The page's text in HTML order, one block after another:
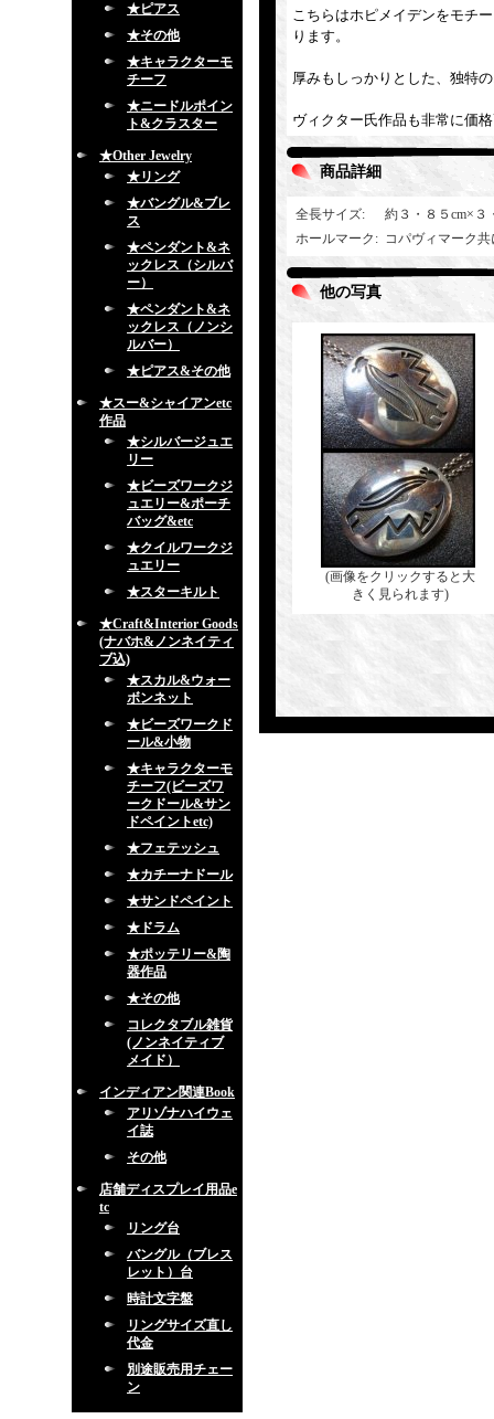
★ピアス
★その他
★キャラクターモ
チーフ
★ニードルポイン
ト&クラスター
★Other Jewelry
★リング
★バングル&ブレ
ス
★ペンダント&ネ
ックレス（シルバ
ー）
★ペンダント&ネ
ックレス（ノンシ
ルバー）
★ピアス&その他
★スー&シャイアンetc
作品
★シルバージュエ
リー
★ビーズワークジ
ュエリー&ポーチ
バッグ&etc
★クイルワークジ
ュエリー
★スターキルト
★Craft&Interior Goods
(ナバホ&ノンネイティ
ブ込)
★スカル&ウォー
ボンネット
★ビーズワークド
ール&小物
★キャラクターモ
チーフ(ビーズワ
ークドール&サン
ドペイントetc)
★フェテッシュ
★カチーナドール
★サンドペイント
★ドラム
★ポッテリー&陶
器作品
★その他
コレクタブル雑貨
(ノンネイティブ
メイド）
インディアン関連Book
アリゾナハイウェ
イ誌
その他
店舗ディスプレイ用品e
tc
リング台
バングル（ブレス
レット）台
時計文字盤
リングサイズ直し
代金
別途販売用チェー
ン
こちらはホピメイデンをモチ
ります。
厚みもしっかりとした、独特
ヴィクター氏作品も非常に価
商品詳細
全長サイズ:
約３・８５cm×３
ホールマーク : コパヴィマーク共
他の写真
(画像をクリックすると大
きく見られます)